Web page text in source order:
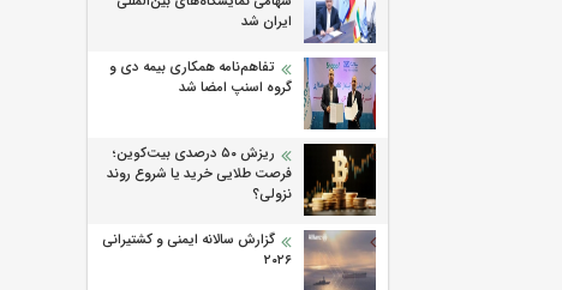
ایران شد
تفاهم‌نامه همکاری بیمه دی و
گروه اسنپ امضا شد
ریزش ۵۰ درصدی بیت‌کوین؛
فرصت طلایی خرید یا شروع روند
نزولی؟
گزارش سالانه ایمنی و كشتیرانی
۲۰۲۶